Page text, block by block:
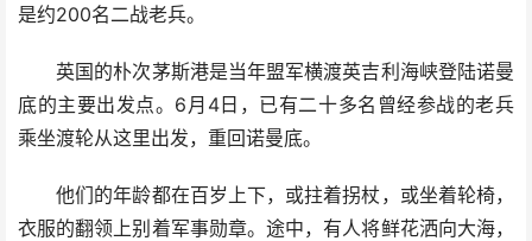
是约200名二战老兵。
英国的朴次茅斯港是当年盟军横渡英吉利海峡登陆诺曼
底的主要出发点。6月4日，已有二十多名曾经参战的老兵
乘坐渡轮从这里出发，重回诺曼底。
他们的年龄都在百岁上下，或拄着拐杖，或坐着轮椅，
衣服的翻领上别着军事勋章。途中，有人将鲜花洒向大海，